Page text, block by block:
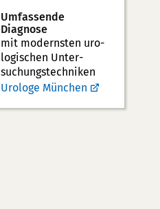
Umfassende
Diagnose
mit modernsten uro­
logischen Unter­
suchungs­techniken
Urologe München